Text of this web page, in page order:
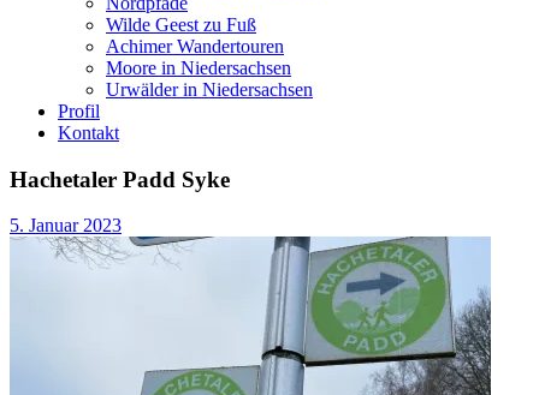
Wilde Geest zu Fuß
Achimer Wandertouren
Moore in Niedersachsen
Urwälder in Niedersachsen
Profil
Kontakt
Hachetaler Padd Syke
5. Januar 2023